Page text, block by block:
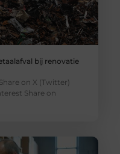
bij renovatie
on X (Twitter)
Share on